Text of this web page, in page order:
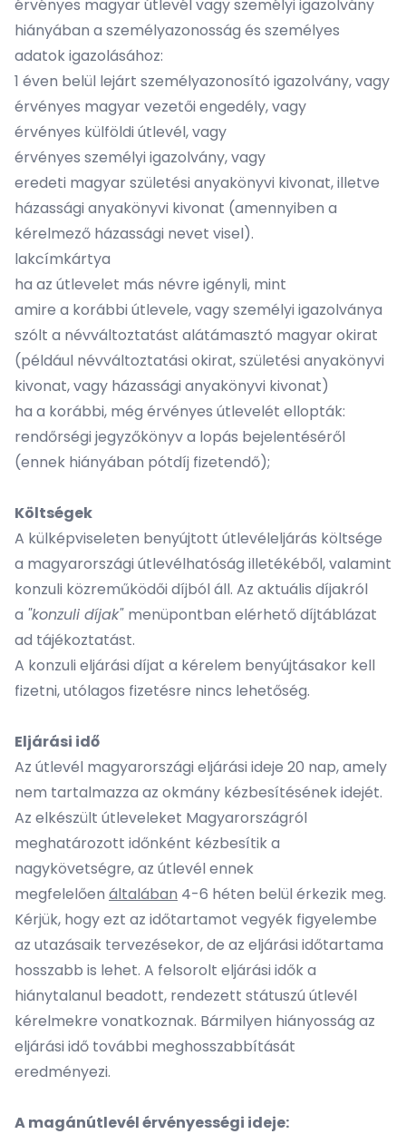
érvényes magyar útlevél vagy személyi igazolvány
hiányában a személyazonosság és személyes
adatok igazolásához:
1 éven belül lejárt személyazonosító igazolvány, vagy
érvényes magyar vezetői engedély, vagy
érvényes külföldi útlevél, vagy
érvényes személyi igazolvány, vagy
eredeti magyar születési anyakönyvi kivonat, illetve
házassági anyakönyvi kivonat (amennyiben a
kérelmező házassági nevet visel).
lakcímkártya
ha az útlevelet más névre igényli, mint
amire a korábbi útlevele, vagy személyi igazolványa
szólt a névváltoztatást alátámasztó magyar okirat
(például névváltoztatási okirat, születési anyakönyvi
kivonat, vagy házassági anyakönyvi kivonat)
ha a korábbi, még érvényes útlevelét ellopták:
rendőrségi jegyzőkönyv a lopás bejelentéséről
(ennek hiányában pótdíj fizetendő);
Költségek
A külképviseleten benyújtott útlevéleljárás költsége
a magyarországi útlevélhatóság illetékéből, valamint
konzuli közreműködői díjból áll. Az aktuális díjakról
a "konzuli díjak" menüpontban elérhető díjtáblázat
ad tájékoztatást.
A konzuli eljárási díjat a kérelem benyújtásakor kell
fizetni, utólagos fizetésre nincs lehetőség.
Eljárási idő
Az útlevél magyarországi eljárási ideje 20 nap, amely
nem tartalmazza az okmány kézbesítésének idejét.
Az elkészült útleveleket Magyarországról
meghatározott időnként kézbesítik a
nagykövetségre, az útlevél ennek
megfelelően általában 4-6 héten belül érkezik meg.
Kérjük, hogy ezt az időtartamot vegyék figyelembe
az utazásaik tervezésekor, de az eljárási időtartama
hosszabb is lehet. A felsorolt eljárási idők a
hiánytalanul beadott, rendezett státuszú útlevél
kérelmekre vonatkoznak. Bármilyen hiányosság az
eljárási idő további meghosszabbítását
eredményezi.
A magánútlevél érvényességi ideje: